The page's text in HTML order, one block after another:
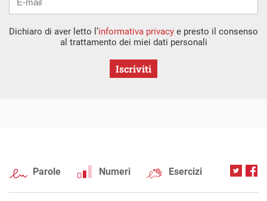
Dichiaro di aver letto l’informativa privacy e presto il consenso
al trattamento dei miei dati personali
Iscriviti
Parole Numeri Esercizi